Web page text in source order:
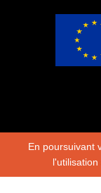
En poursuivant
l'utilisation